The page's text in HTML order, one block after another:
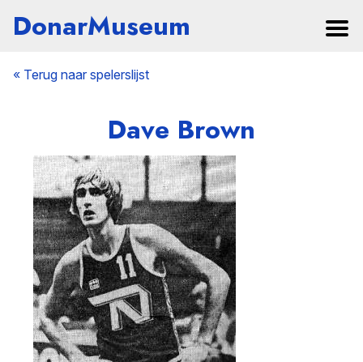
DonarMuseum
« Terug naar spelerslijst
Dave Brown